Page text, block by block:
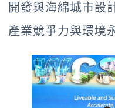
開發與海綿城市設
產業競爭力與環境